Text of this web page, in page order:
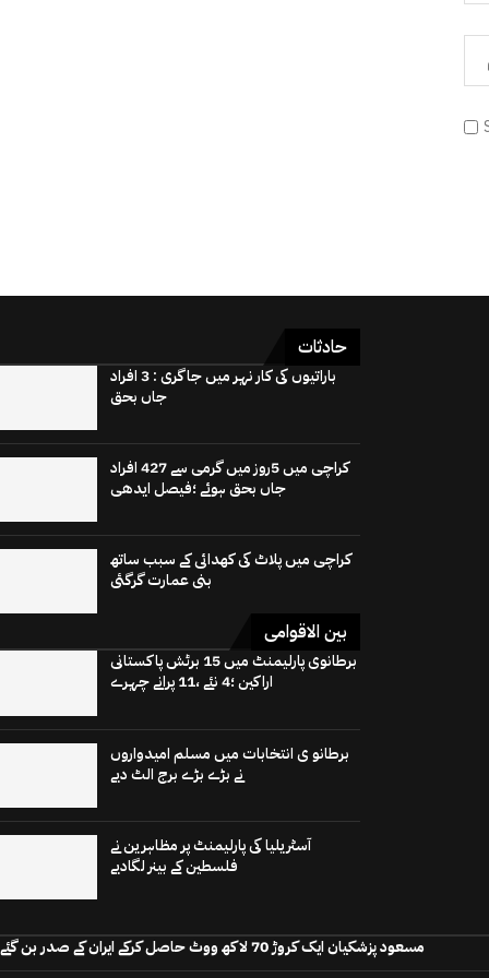
حادثات
باراتیوں کی کار نہر میں جاگری : 3 افراد
جاں بحق
کراچی میں 5روز میں گرمی سے 427 افراد
جاں بحق ہوئے ؛فیصل ایدھی
کراچی میں پلاٹ کی کھدائی کے سبب ساتھ
بنی عمارت گرگئی
بین الاقوامی
برطانوی پارلیمنٹ میں 15 برٹش پاکستانی
اراکین ؛4 نئے ،11 پرانے چہرے
برطانو ی انتخابات میں مسلم امیدواروں
نے بڑے بڑے برج الٹ دیے
آسٹریلیا کی پارلیمنٹ پر مظاہرین نے
فلسطین کے بینر لگادیے
مسعود پزشکیان ایک کروڑ 70 لاکھ ووٹ حاصل کرکے ایران کے صدر بن گئے